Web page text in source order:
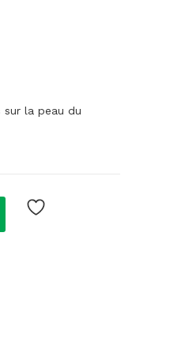
sur la peau du